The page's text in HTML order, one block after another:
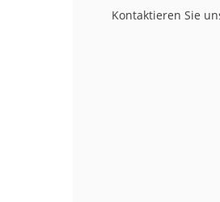
Kontaktieren Sie